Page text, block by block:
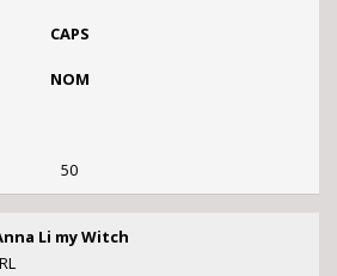
CAPS
NOM
50
Li my Witch